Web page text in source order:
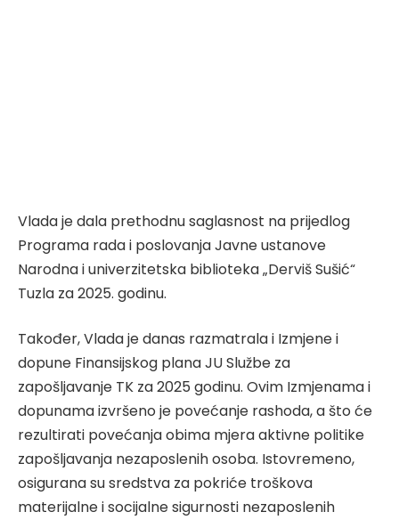
Vlada je dala prethodnu saglasnost na prijedlog
Programa rada i poslovanja Javne ustanove
Narodna i univerzitetska biblioteka „Derviš Sušić“
Tuzla za 2025. godinu.
Također, Vlada je danas razmatrala i Izmjene i
dopune Finansijskog plana JU Službe za
zapošljavanje TK za 2025 godinu. Ovim Izmjenama i
dopunama izvršeno je povećanje rashoda, a što će
rezultirati povećanja obima mjera aktivne politike
zapošljavanja nezaposlenih osoba. Istovremeno,
osigurana su sredstva za pokriće troškova
materijalne i socijalne sigurnosti nezaposlenih